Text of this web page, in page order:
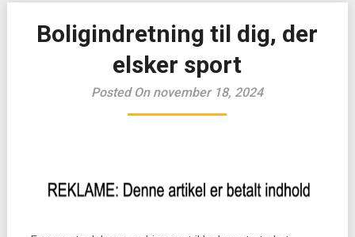
Boligindretning til dig, der
elsker sport
Posted On november 18, 2024